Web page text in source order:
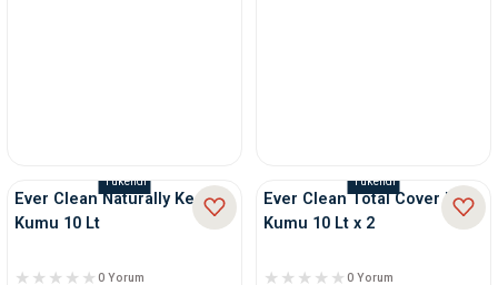
Tükendi
Ever Clean Naturally Kedi
Kumu 10 Lt
0 Yorum
Tükendi
Ever Clean Total Cover Kedi
Kumu 10 Lt x 2
0 Yorum